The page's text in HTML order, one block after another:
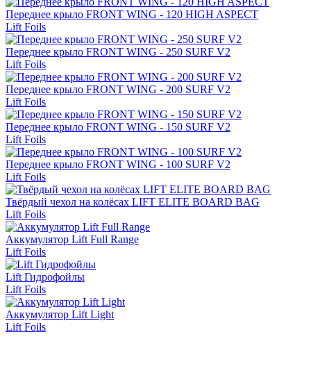
Переднее крыло FRONT WING - 120 HIGH ASPECT
Lift Foils
Переднее крыло FRONT WING - 250 SURF V2
Lift Foils
Переднее крыло FRONT WING - 200 SURF V2
Lift Foils
Переднее крыло FRONT WING - 150 SURF V2
Lift Foils
Переднее крыло FRONT WING - 100 SURF V2
Lift Foils
Твёрдый чехол на колёсах LIFT ELITE BOARD BAG
Lift Foils
Аккумулятор Lift Full Range
Lift Foils
Lift Гидрофойлы
Lift Foils
Аккумулятор Lift Light
Lift Foils